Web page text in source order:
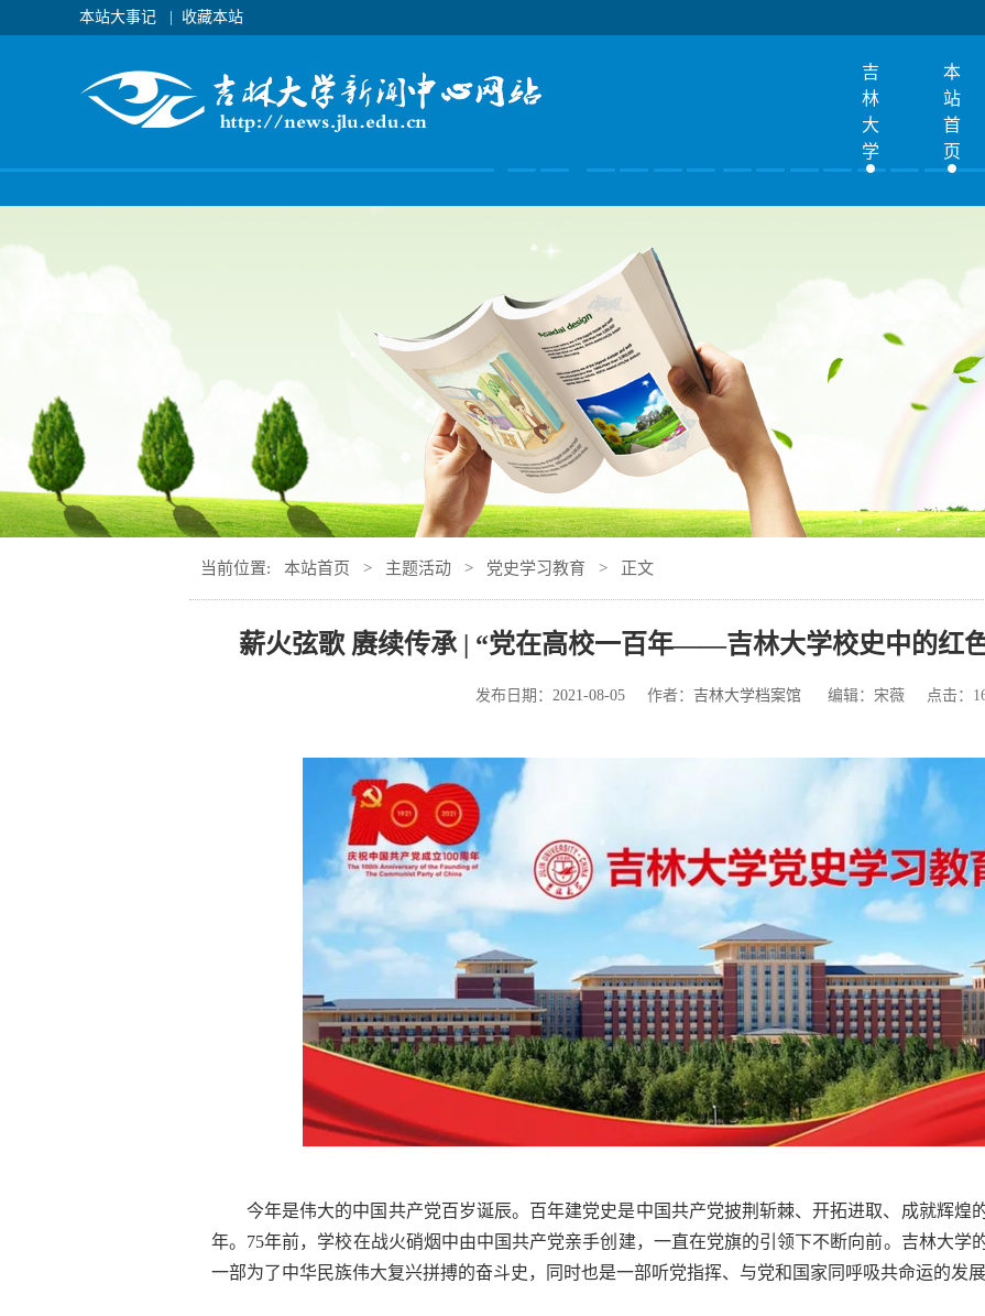
本站大事记 收藏本站
吉
林
大
学
本
站
首
页
当前位置: 本站首页 > 主题活动 > 党史学习教育 > 正文
薪火弦歌 赓续传承 | “党在高校一百年——吉林大学校史中的红色
发布日期： 2021-08-05 作者： 吉林大学档案馆 编辑：宋薇 点击：
今年是伟大的中国共产党百岁诞辰。百年建党史是中国共产党披荆斩棘、开拓进取、成就辉煌
年。75年前，学校在战火硝烟中由中国共产党亲手创建，一直在党旗的引领下不断向前。吉林大学
一部为了中华民族伟大复兴拼搏的奋斗史，同时也是一部听党指挥、与党和国家同呼吸共命运的发展